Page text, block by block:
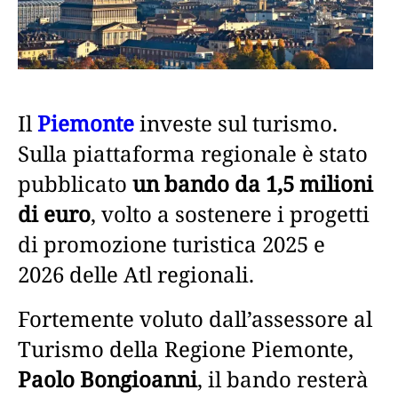
IlPiemonteinveste sul turismo.
Sulla piattaforma regionale è stato
pubblicato un bando da 1,5 milioni
di euro, volto a sostenere i progetti
di promozione turistica 2025 e
2026 delle Atl regionali.
Fortemente voluto dall’assessore al
Turismo della Regione Piemonte,
Paolo Bongioanni, il bando resterà